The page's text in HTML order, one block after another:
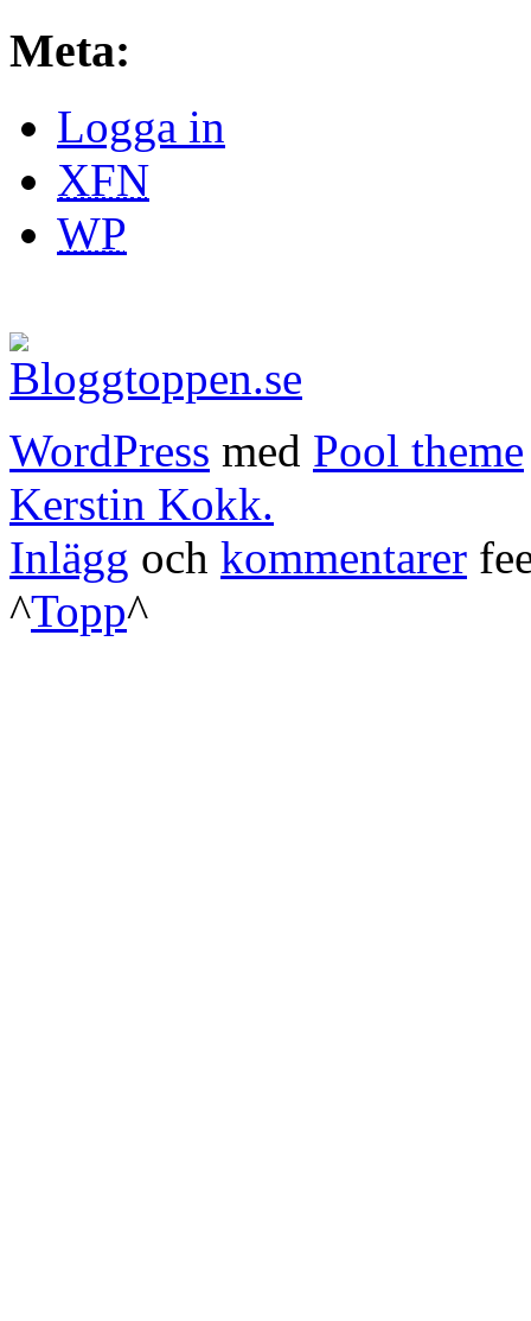
Meta:
Logga in
XFN
WP
WordPress med Pool theme
Kerstin Kokk.
Inlägg och kommentarer
^Topp^